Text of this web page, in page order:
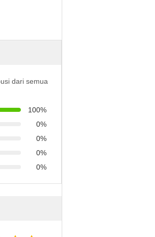
dari semua
100%
0%
0%
0%
0%